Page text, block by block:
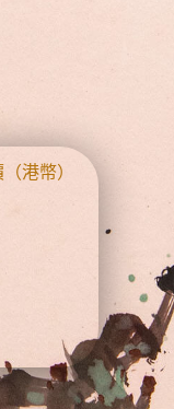
港幣）